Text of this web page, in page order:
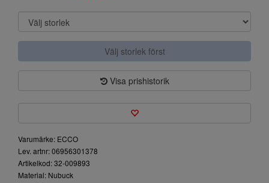
Välj storlek först
Visa prishistorik
Varumärke: ECCO
Lev. artnr: 06956301378
Artikelkod: 32-009893
Material: Nubuck